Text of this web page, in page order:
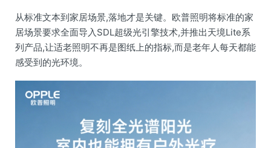
从标准文本到家居场景,落地才是关键。欧普照明将标准的家
居场景要求全面导入SDL超级光引擎技术,并推出天境Lite系
列产品,让适老照明不再是图纸上的指标,而是老年人每天都能
感受到的光环境。